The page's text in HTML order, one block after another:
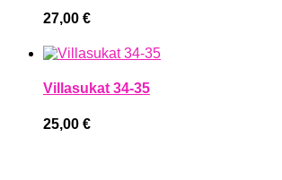
27,00 €
Villasukat 34-35
25,00 €